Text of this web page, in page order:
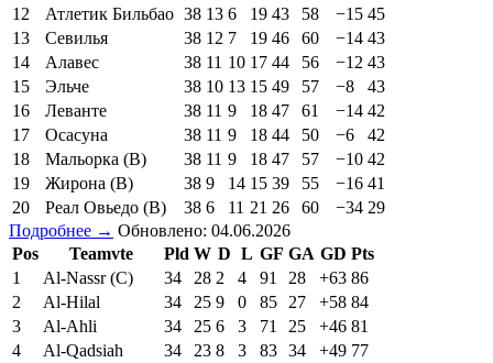
12
Атлетик Бильбао 38 13 6 19 43 58 −15 45
13
Севилья 38 12 7 19 46 60 −14 43
14
Алавес 38 11 10 17 44 56 −12 43
15
Эльче 38 10 13 15 49 57 −8
43
16
Леванте 38 11 9 18 47 61 −14 42
17
Осасуна 38 11 9 18 44 50 −6
42
18
Мальорка (В) 38 11 9 18 47 57 −10 42
19
Жирона (В) 38 9 14 15 39 55 −16 41
20
Реал Овьедо (В) 38 6 11 21 26 60 −34 29
Подробнее → Обновлено: 04.06.2026
Pos
Teamvte Pld W D L GF GA GD Pts
1
Al-Nassr (C) 34 28 2 4 91 28 +63 86
2
Al-Hilal 34 25 9 0 85 27 +58 84
3
Al-Ahli 34 25 6 3 71 25 +46 81
4
Al-Qadsiah 34 23 8 3 83 34 +49 77